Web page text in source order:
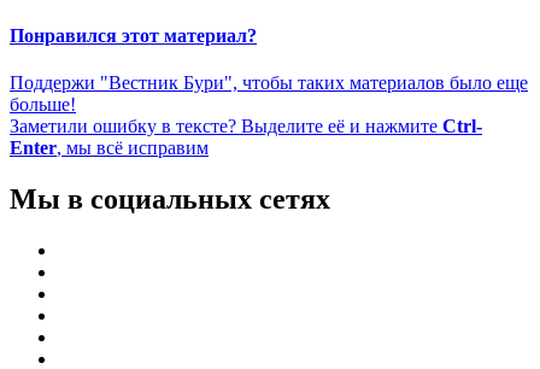
Понравился этот материал?
Поддержи "Вестник Бури", чтобы таких материалов было еще
больше!
Заметили ошибку в тексте? Выделите её и нажмите Ctrl-
Enter, мы всё исправим
Мы в социальных сетях